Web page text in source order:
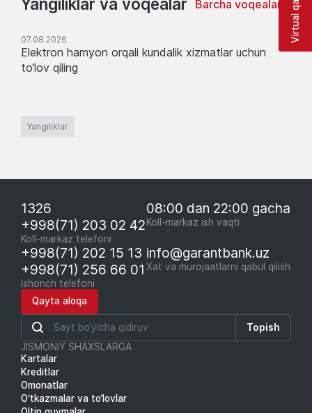
Barcha voqealar
07.08.2026
Elektron hamyon orqali kundalik xizmatlar uchun
to‘lov qiling
Yangiliklar
1326
+998(71) 203 02 42
Koll-markaz telefoni
08:00 dan 22:00 gacha
Koll-markaz ish vaqti
+998(71) 202 15 13
+998(71) 256 66 01
Ishonch telefoni
info@garantbank.uz
Xat va murojaatlarni qabul qilish
Qayta aloqa
Topish
JISMONIY SHAXSLARGA
Kartalar
Kreditlar
Omonatlar
O‘tkazmalar va to‘lovlar